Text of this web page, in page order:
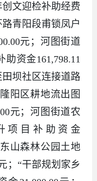
文迎检补助经费
路青阳段甫锁凤户
元；河图街道
资金161,798.11
坝社区连接道路
阳区耕地流出图
元；河图街道农
项目补助资金
山森林公园土地
；“干部规划家乡